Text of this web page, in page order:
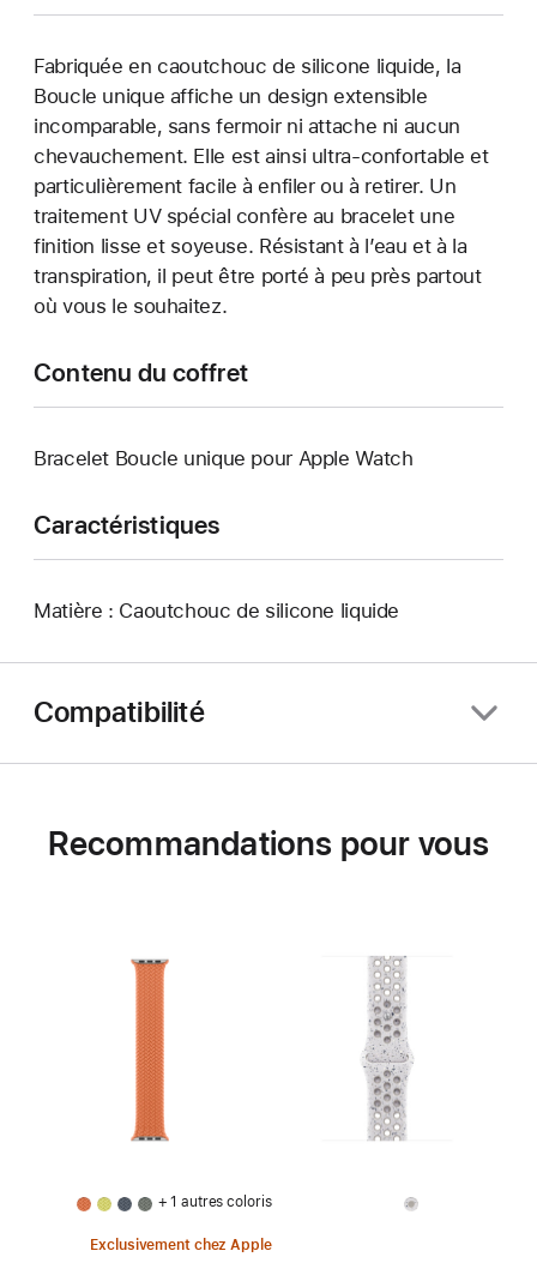
Fabriquée en caoutchouc de silicone liquide, la
Boucle unique affiche un design extensible
incomparable, sans fermoir ni attache ni aucun
chevauchement. Elle est ainsi ultra-confortable et
particulièrement facile à enfiler ou à retirer. Un
traitement UV spécial confère au bracelet une
finition lisse et soyeuse. Résistant à l’eau et à la
transpiration, il peut être porté à peu près partout
où vous le souhaitez.
Contenu du coffret
Bracelet Boucle unique pour Apple Watch
Caractéristiques
Matière : Caoutchouc de silicone liquide
Compatibilité
Recommandations pour vous
+ 1 autres coloris
Exclusivement chez Apple